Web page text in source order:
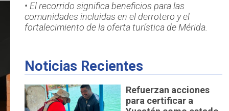
• El recorrido significa beneficios para las
comunidades incluidas en el derrotero y el
fortalecimiento de la oferta turística de Mérida.
Noticias Recientes
Refuerzan acciones
para certificar a